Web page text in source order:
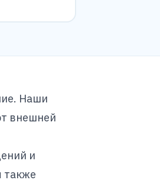
Наши
внешней
и
также